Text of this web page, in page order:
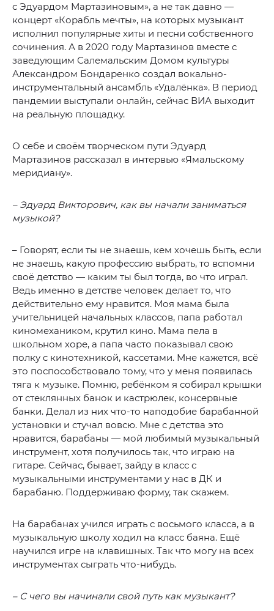
с Эдуардом Мартазиновым», а не так давно —
концерт «Корабль мечты», на которых музыкант
исполнил популярные хиты и песни собственного
сочинения. А в 2020 году Мартазинов вместе с
заведующим Салемальским Домом культуры
Александром Бондаренко создал вокально-
инструментальный ансамбль «Удалёнка». В период
пандемии выступали онлайн, сейчас ВИА выходит
на реальную площадку.
О себе и своём творческом пути Эдуард
Мартазинов рассказал в интервью «Ямальскому
меридиану».
– Эдуард Викторович, как вы начали заниматься
музыкой?
– Говорят, если ты не знаешь, кем хочешь быть, если
не знаешь, какую профессию выбрать, то вспомни
своё детство — каким ты был тогда, во что играл.
Ведь именно в детстве человек делает то, что
действительно ему нравится. Моя мама была
учительницей начальных классов, папа работал
киномехаником, крутил кино. Мама пела в
школьном хоре, а папа часто показывал свою
полку с кинотехникой, кассетами. Мне кажется, всё
это поспособствовало тому, что у меня появилась
тяга к музыке. Помню, ребёнком я собирал крышки
от стеклянных банок и кастрюлек, консервные
банки. Делал из них что-то наподобие барабанной
установки и стучал вовсю. Мне с детства это
нравится, барабаны — мой любимый музыкальный
инструмент, хотя получилось так, что играю на
гитаре. Сейчас, бывает, зайду в класс с
музыкальными инструментами у нас в ДК и
барабаню. Поддерживаю форму, так скажем.
На барабанах учился играть с восьмого класса, а в
музыкальную школу ходил на класс баяна. Ещё
научился игре на клавишных. Так что могу на всех
инструментах сыграть что-нибудь.
– С чего вы начинали свой путь как музыкант?